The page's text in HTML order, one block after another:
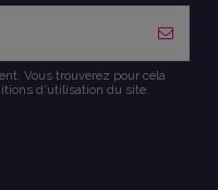
Vous trouverez pour cela
d'utilisation du site.